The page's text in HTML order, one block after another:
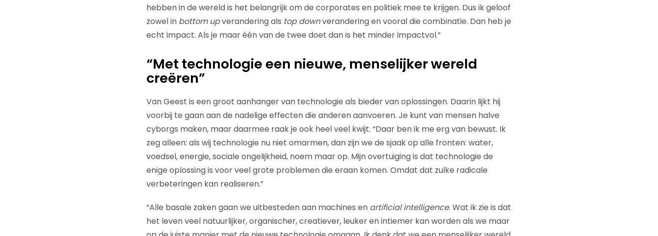
hebben in de wereld is het belangrijk om de corporates en politiek mee te krijgen. Dus ik geloof
zowel in bottom upverandering als top downverandering en vooral die combinatie. Dan heb je
echt impact. Als je maar één van de twee doet dan is het minder impactvol.”
“Met technologie een nieuwe, menselijker wereld
creëren”
Van Geest is een groot aanhanger van technologie als bieder van oplossingen. Daarin lijkt hij
voorbij te gaan aan de nadelige effecten die anderen aanvoeren. Je kunt van mensen halve
cyborgs maken, maar daarmee raak je ook heel veel kwijt. “Daar ben ik me erg van bewust. Ik
zeg alleen: als wij technologie nu niet omarmen, dan zijn we de sjaak op alle fronten: water,
voedsel, energie, sociale ongelijkheid, noem maar op. Mijn overtuiging is dat technologie de
enige oplossing is voor veel grote problemen die eraan komen. Omdat dat zulke radicale
verbeteringen kan realiseren.”
“Alle basale zaken gaan we uitbesteden aan machines en artificial intelligence. Wat ik zie is dat
het leven veel natuurlijker, organischer, creatiever, leuker en intiemer kan worden als we maar